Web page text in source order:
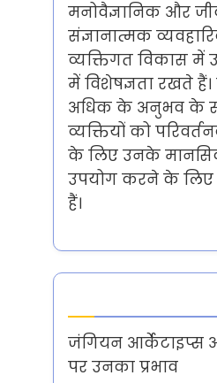
मनोवैज्ञानिक और
संज्ञानात्मक
व्यक्तिगत विकास में
में विशेषज्ञता रखते
अधिक के अनुभव के
व्यक्तियों को
के लिए उनके
उपयोग करने के लिए
हैं।
जंगियन
पर उनका प्रभाव